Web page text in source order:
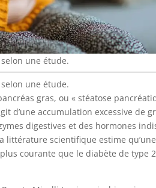
une étude.
une étude.
gras, ou « stéatose
d’une accumulation excessive de
digestives et des hormones
littérature scientifique estime
courante que le diabète de type